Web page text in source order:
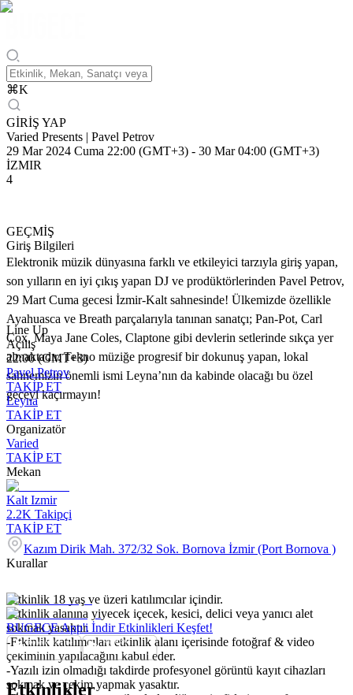
⌘K
GİRİŞ YAP
Varied Presents | Pavel Petrov
29 Mar 2024 Cuma 22:00 (GMT+3) - 30 Mar 04:00 (GMT+3)
İZMIR
4
GEÇMİŞ
Giriş Bilgileri
Elektronik müzik dünyasına farklı ve etkileyici tarzıyla giriş yapan,
son yılların en iyi çıkış yapan DJ ve prodüktörlerinden Pavel Petrov,
29 Mart Cuma gecesi İzmir-Kalt sahnesinde! Ülkemizde özellikle
Ayahuasca ve Breath parçalarıyla tanınan sanatçı; Pan-Pot, Carl
Cox, Maya Jane Coles, Claptone gibi devlerin setlerinde sıkça yer
almaktadır. Tekno müziğe progresif bir dokunuş yapan, lokal
sahnemizin önemli ismi Leyna’nın da kabinde olacağı bu özel
geceyi kaçırmayın!
Line Up
Açılış
22:00 (GMT+3)
Pavel Petrov
TAKİP ET
Leyna
TAKİP ET
Organizatör
Varied
TAKİP ET
Mekan
Kalt Izmir
2.2K Takipçi
TAKİP ET
Kazım Dirik Mah. 372/32 Sok. Bornova İzmir (Port Bornova )
Kurallar
-Etkinlik 18 yaş ve üzeri katılımcılar içindir.
-Etkinlik alanına yiyecek içecek, kesici, delici veya yanıcı alet
sokmak yasaktır.
-Etkinlik katılımcıları etkinlik alanı içerisinde fotoğraf & video
çekiminin yapılacağını kabul eder.
-Yazılı izin olmadığı takdirde profesyonel görüntü kayıt cihazları
sokmak ve çekim yapmak yasaktır.
BUGECE App'i İndir Etkinlikleri Keşfet!
Etkinlikler